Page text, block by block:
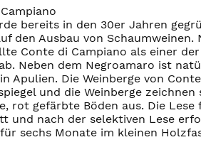
bereits in den 30er Jahren
den Ausbau von Schaumweinen.
Conte di Campiano als einer
Neben dem Negroamaro ist
Apulien. Die Weinberge von
und die Weinberge
rot gefärbte Böden aus. Die Lese
und nach der selektiven Lese
sechs Monate im kleinen